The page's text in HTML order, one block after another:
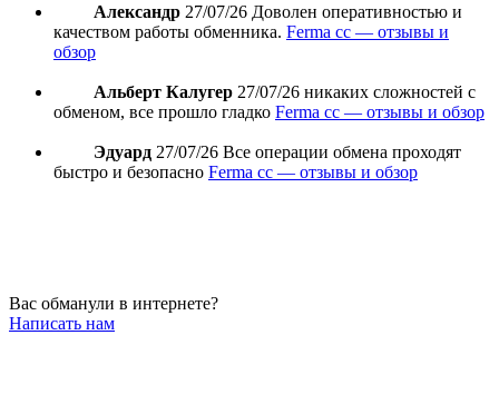
Александр 27/07/26 Доволен оперативностью и
качеством работы обменника. Ferma cc — отзывы и
обзор
Альберт Калугер 27/07/26 никаких сложностей с
обменом, все прошло гладко Ferma cc — отзывы и обзор
Эдуард 27/07/26 Все операции обмена проходят
быстро и безопасно Ferma cc — отзывы и обзор
Вас обманули в интернете?
Написать нам